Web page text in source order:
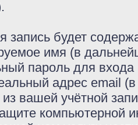
запись будет
имя (в
пароль для
адрес email
вашей учётной
компьютерной